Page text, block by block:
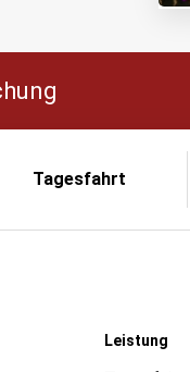
Tagesfahrt
Leistung